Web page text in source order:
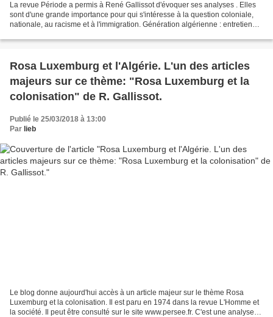
La revue Période a permis à René Gallissot d'évoquer ses analyses . Elles
sont d'une grande importance pour qui s'intéresse à la question coloniale,
nationale, au racisme et à l'immigration. Génération algérienne : entretien
avec-rene-gallissot/...
Rosa Luxemburg et l'Algérie. L'un des articles
majeurs sur ce thème: "Rosa Luxemburg et la
colonisation" de R. Gallissot.
Publié le 25/03/2018 à 13:00
Par lieb
Le blog donne aujourd'hui accès à un article majeur sur le thème Rosa
Luxemburg et la colonisation. Il est paru en 1974 dans la revue L'Homme et
la société. Il peut être consulté sur le site www.persee.fr. C'est une analyse